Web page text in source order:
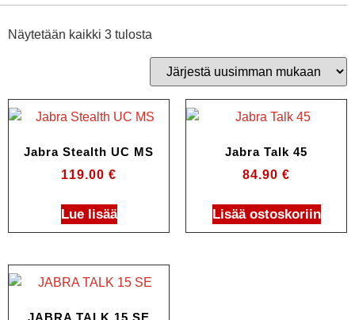
Näytetään kaikki 3 tulosta
Jabra Stealth UC MS
119.00 €
Lue lisää
Jabra Talk 45
84.90 €
Lisää ostoskoriin